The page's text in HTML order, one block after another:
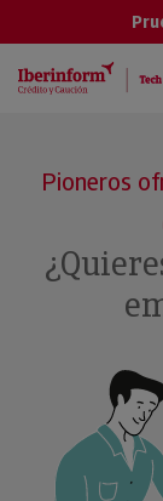
Pioneros